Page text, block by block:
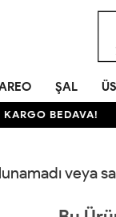
ŞAL
BEDAVA!
veya